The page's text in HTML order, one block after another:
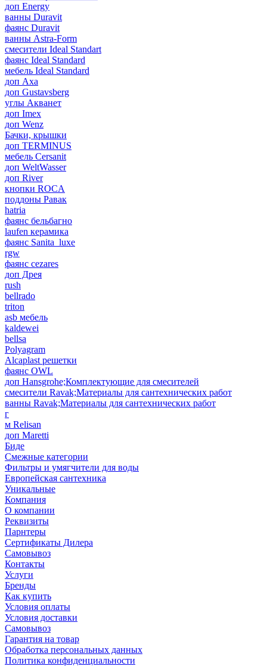
доп Energy
ванны Duravit
фаянс Duravit
ванны Astra-Form
смесители Ideal Standart
фаянс Ideal Standard
мебель Ideal Standard
доп Axa
доп Gustavsberg
углы Акванет
доп Imex
доп Wenz
Бачки, крышки
доп TERMINUS
мебель Cersanit
доп WeltWasser
доп River
кнопки ROCA
поддоны Равак
hatria
фаянс бельбагно
laufen керамика
фаянс Sanita_luxe
rgw
фаянс cezares
доп Дрея
rush
bellrado
triton
asb мебель
kaldewei
bellsa
Polyagram
Alcaplast решетки
фаянс OWL
доп Hansgrohe;Комплектующие для смесителей
смесители Ravak;Материалы для сантехнических работ
ванны Ravak;Материалы для сантехнических работ
г
м Relisan
доп Maretti
Биде
Смежные категории
Фильтры и умягчители для воды
Европейская сантехника
Уникальные
Компания
О компании
Реквизиты
Парнтеры
Сертификаты Дилера
Самовывоз
Контакты
Услуги
Бренды
Как купить
Условия оплаты
Условия доставки
Самовывоз
Гарантия на товар
Обработка персональных данных
Политика конфиденциальности